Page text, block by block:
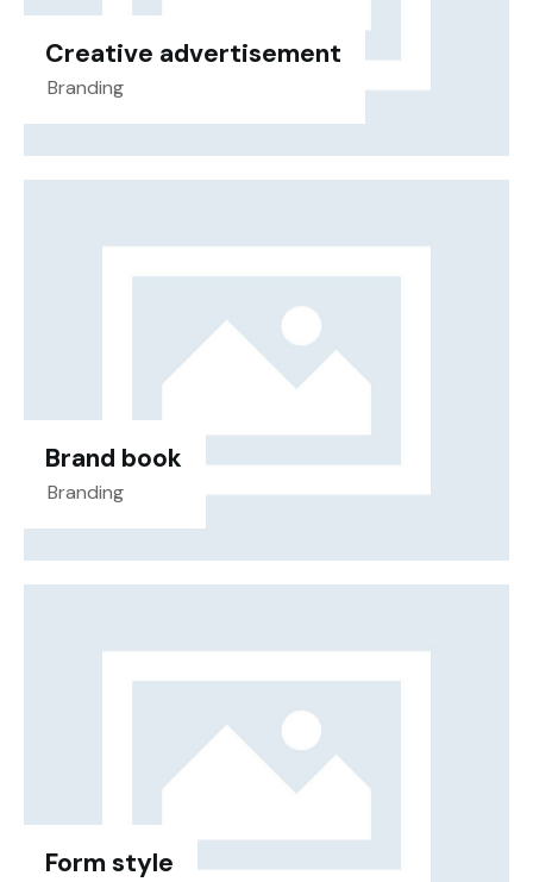
Creative advertisement
Branding
Brand book
Branding
Form style